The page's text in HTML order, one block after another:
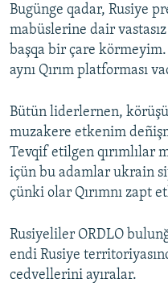
Bugünge qadar, Rusiye
mabüslerine dair
başqa bir çare
aynı Qırım platforması
Bütün liderlernen,
muzakere etkenim
Tevqif etilgen qırımlılar
içün bu adamlar ukrain
çünki olar Qırımnı zapt
Rusiyeliler ORDLO
endi Rusiye
cedvellerini ayıralar.